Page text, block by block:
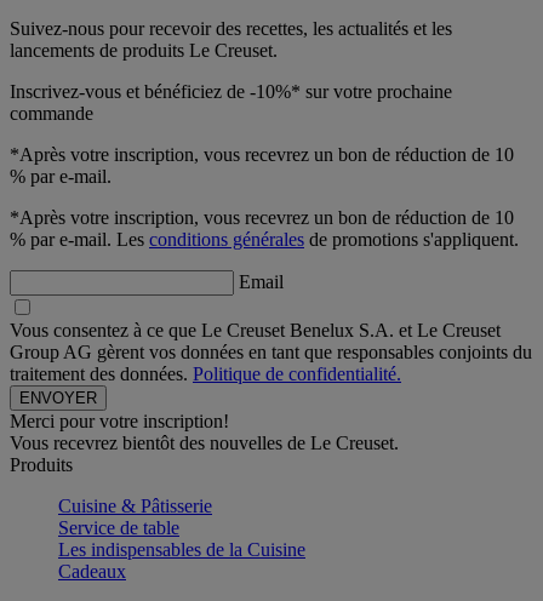
Suivez-nous pour recevoir des recettes, les actualités et les
lancements de produits Le Creuset.
Inscrivez-vous et bénéficiez de -10%* sur votre prochaine
commande
*Après votre inscription, vous recevrez un bon de réduction de 10
% par e-mail.
*Après votre inscription, vous recevrez un bon de réduction de 10
% par e-mail. Les conditions générales de promotions s'appliquent.
Email
Vous consentez à ce que Le Creuset Benelux S.A. et Le Creuset
Group AG gèrent vos données en tant que responsables conjoints du
traitement des données. Politique de confidentialité.
Merci pour votre inscription!
Vous recevrez bientôt des nouvelles de Le Creuset.
Produits
Cuisine & Pâtisserie
Service de table
Les indispensables de la Cuisine
Cadeaux